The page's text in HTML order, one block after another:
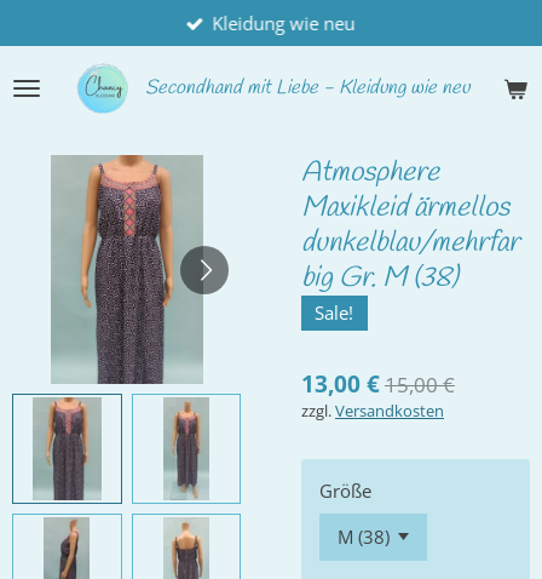
Hauptinhalt
springen
Secondhandmit Liebe - Kleidung wie neu
Kleidung wie neu
Atmosphere
Maxikleid ärmellos
dunkelblau/mehrfar
big Gr. M (38)
Sale!
13,00 €15,00 €
zzgl.Versandkosten
Größe